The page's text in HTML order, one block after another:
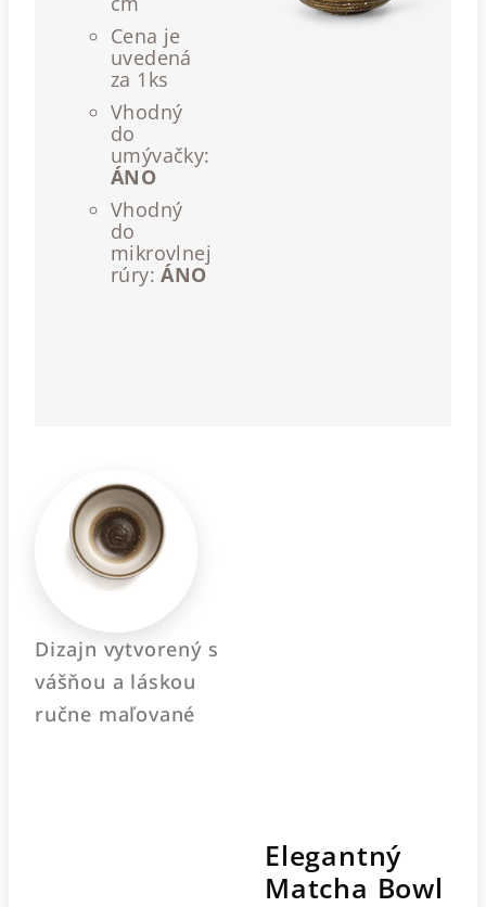
Cena je
uvedená
za 1ks
Vhodný
do
umývačky:
ÁNO
Vhodný
do
mikrovlnej
rúry:ÁNO
Dizajn vytvorený s
vášňou a láskou
ručne maľované
Elegantný
Matcha Bowl